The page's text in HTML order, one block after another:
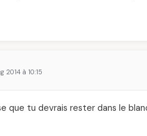
2014 à 10:15
que tu devrais rester dans le